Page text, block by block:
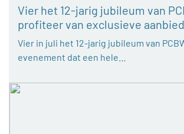
Vier het 12-jarig jubileum van
profiteer van exclusieve
Vier in juli het 12-jarig jubileum van
evenement dat een hele…